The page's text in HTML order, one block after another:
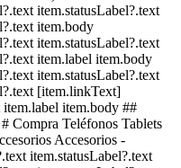
item.statusLabel?.text
item.body
item.statusLabel?.text
item.label item.body
item.statusLabel?.text
[item.linkText]
item.body ##
Compra Teléfonos Tablets
Accesorios -
item.statusLabel?.text